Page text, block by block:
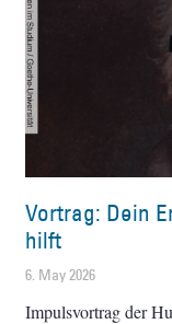
Vortrag: Dein
hilft
6. May 2026
Impulsvortrag der